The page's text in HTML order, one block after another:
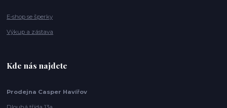
E-shop se šperky
Výkup a zástava
Kde nás najdete
Prodejna Casper Havířov